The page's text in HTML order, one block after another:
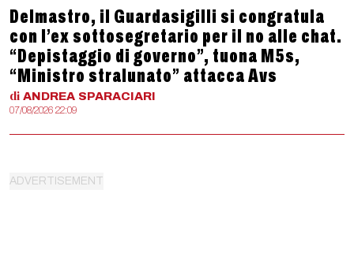
Delmastro, il Guardasigilli si congratula
con l’ex sottosegretario per il no alle chat.
“Depistaggio di governo”, tuona M5s,
“Ministro stralunato” attacca Avs
di ANDREA SPARACIARI
07/08/2026 22:09